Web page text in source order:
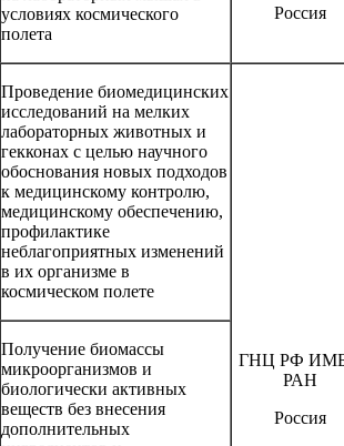
условиях космического
полета
Россия
Проведение биомедицинских
исследований на мелких
лабораторных животных и
гекконах с целью научного
обоснования новых подходов
к медицинскому контролю,
медицинскому обеспечению,
профилактике
неблагоприятных изменений
в их организме в
космическом полете
ГНЦ РФ
РАН
Россия
Получение биомассы
микроорганизмов и
биологически активных
веществ без внесения
дополнительных